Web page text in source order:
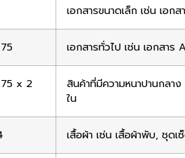
เอกสารขนาดเล็ก เช่น เอ
เอกสารทั่วไป เช่น เอกสา
x 2
สินค้าที่มีความหนาปานกลา
ใน
เสื้อผ้า เช่น เสื้อผ้าพับ, ชุด